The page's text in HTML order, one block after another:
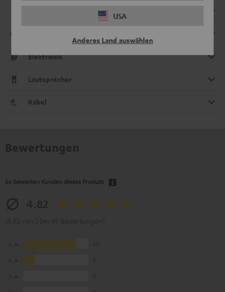
USA
Anderes Land auswählen
Elektronik
Lautsprecher
Kabel
So bewerten Kunden dieses Produkt